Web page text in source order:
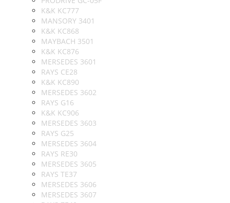
K&K KC777
MANSORY 3401
K&K KC868
MAYBACH 3501
K&K KC876
MERSEDES 3601
RAYS CE28
K&K KC890
MERSEDES 3602
RAYS G16
K&K KC906
MERSEDES 3603
RAYS G25
MERSEDES 3604
RAYS RE30
MERSEDES 3605
RAYS TE37
MERSEDES 3606
MERSEDES 3607